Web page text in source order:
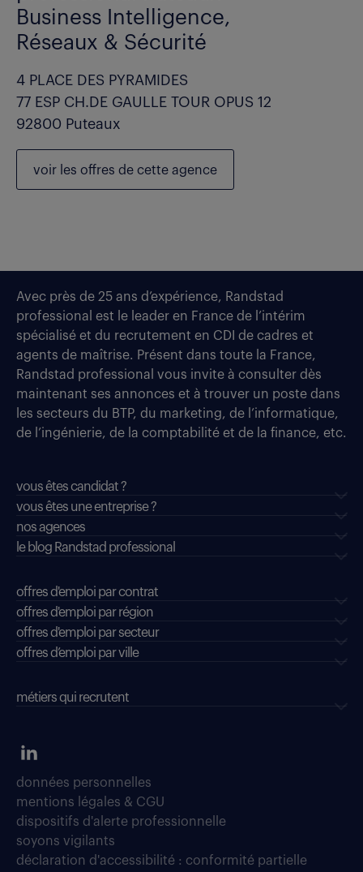
Business Intelligence,
Réseaux & Sécurité
4 PLACE DES PYRAMIDES
77 ESP CH.DE GAULLE TOUR OPUS 12
92800 Puteaux
voir les offres de cette agence
Avec près de 25 ans d’expérience, Randstad
professional est le leader en France de l’intérim
spécialisé et du recrutement en CDI de cadres et
agents de maîtrise. Présent dans toute la France,
Randstad professional vous invite à consulter dès
maintenant ses annonces et à trouver un poste dans
les secteurs du BTP, du marketing, de l’informatique,
de l’ingénierie, de la comptabilité et de la finance, etc.
vous êtes candidat ?
vous êtes une entreprise ?
nos agences
le blog Randstad professional
offres d'emploi par contrat
offres d'emploi par région
offres d'emploi par secteur
offres d’emploi par ville
métiers qui recrutent
données personnelles
mentions légales & CGU
dispositifs d'alerte professionnelle
soyons vigilants
déclaration d'accessibilité : conformité partielle